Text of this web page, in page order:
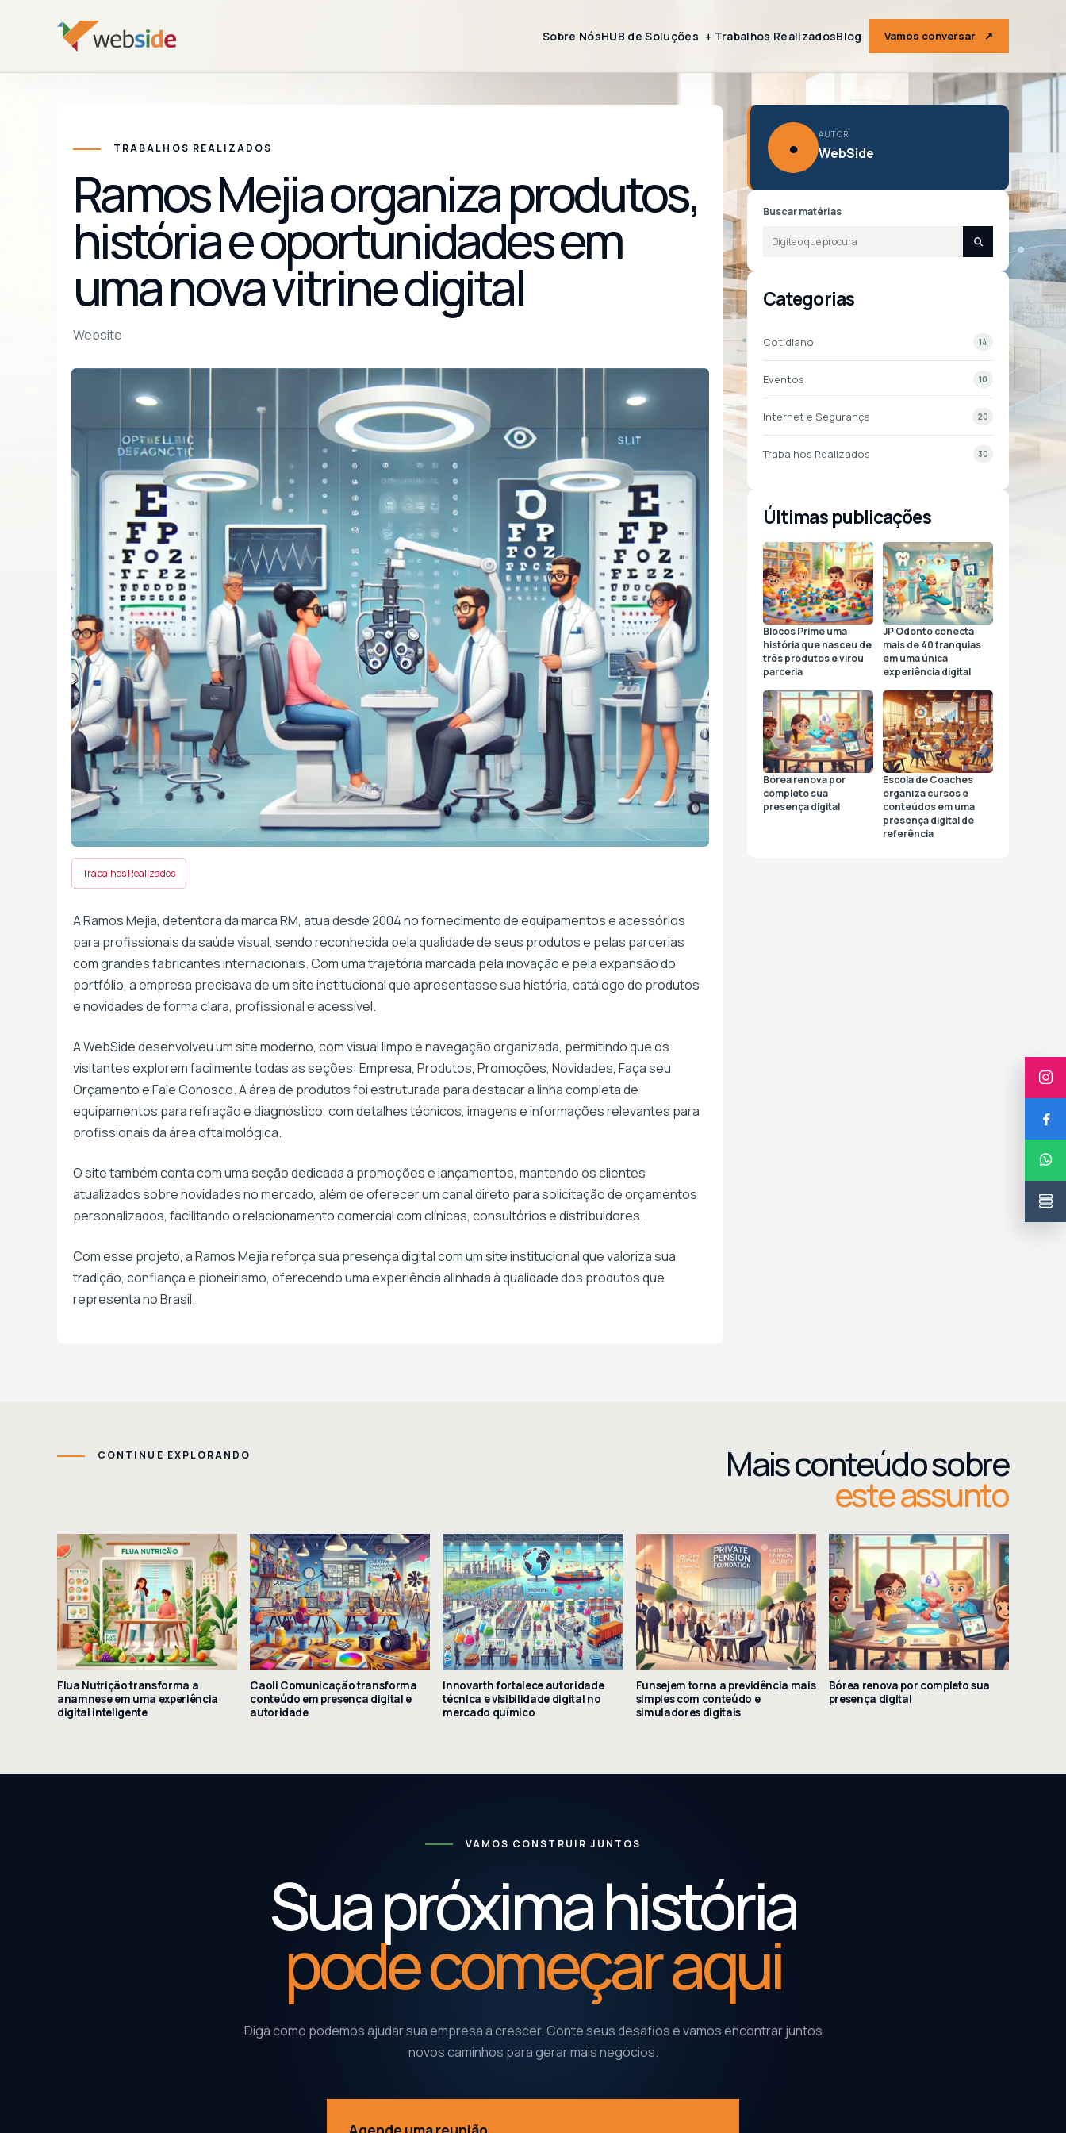
Sobre NósHUB de Soluções ＋ Trabalhos RealizadosBlog Vamos conversar ↗
TRABALHOS REALIZADOS
Ramos Mejia organiza produtos,
história e oportunidades em
uma nova vitrine digital
Website
Trabalhos Realizados
A Ramos Mejia, detentora da marca RM, atua desde 2004 no fornecimento de equipamentos e acessórios
para profissionais da saúde visual, sendo reconhecida pela qualidade de seus produtos e pelas parcerias
com grandes fabricantes internacionais. Com uma trajetória marcada pela inovação e pela expansão do
portfólio, a empresa precisava de um site institucional que apresentasse sua história, catálogo de produtos
e novidades de forma clara, profissional e acessível.
A WebSide desenvolveu um site moderno, com visual limpo e navegação organizada, permitindo que os
visitantes explorem facilmente todas as seções: Empresa, Produtos, Promoções, Novidades, Faça seu
Orçamento e Fale Conosco. A área de produtos foi estruturada para destacar a linha completa de
equipamentos para refração e diagnóstico, com detalhes técnicos, imagens e informações relevantes para
profissionais da área oftalmológica.
O site também conta com uma seção dedicada a promoções e lançamentos, mantendo os clientes
atualizados sobre novidades no mercado, além de oferecer um canal direto para solicitação de orçamentos
personalizados, facilitando o relacionamento comercial com clínicas, consultórios e distribuidores.
Com esse projeto, a Ramos Mejia reforça sua presença digital com um site institucional que valoriza sua
tradição, confiança e pioneirismo, oferecendo uma experiência alinhada à qualidade dos produtos que
representa no Brasil.
●
AUTOR
WebSide
Buscar matérias
Categorias
Cotidiano 14
Eventos 10
Internet e Segurança 20
Trabalhos Realizados 30
Últimas publicações
Blocos Prime uma
história que nasceu de
três produtos e virou
parceria
JP Odonto conecta
mais de 40 franquias
em uma única
experiência digital
Bórea renova por
completo sua
presença digital
Escola de Coaches
organiza cursos e
conteúdos em uma
presença digital de
referência
CONTINUE EXPLORANDO Mais conteúdo sobre
este assunto
Flua Nutrição transforma a
anamnese em uma experiência
digital inteligente
Caoli Comunicação transforma
conteúdo em presença digital e
autoridade
Innovarth fortalece autoridade
técnica e visibilidade digital no
mercado químico
Funsejem torna a previdência mais
simples com conteúdo e
simuladores digitais
Bórea renova por completo sua
presença digital
VAMOS CONSTRUIR JUNTOS
Sua próxima história
pode começar aqui
Diga como podemos ajudar sua empresa a crescer. Conte seus desafios e vamos encontrar juntos
novos caminhos para gerar mais negócios.